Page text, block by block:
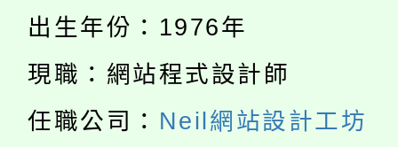
代理(課)教師甄選結果(
公告本校115學年度第
代理(課)教師甄選結果(
轉知中國文化大學推廣
《TA101》溝通分析基
淨零綠生活教案入校路
出生年份：1976年
現職：網站程式設計師
任職公司： Neil網站設計工坊